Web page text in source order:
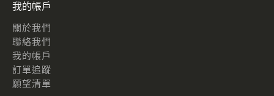
我的帳戶
關於我們
聯絡我們
我的帳戶
訂單追蹤
願望清單